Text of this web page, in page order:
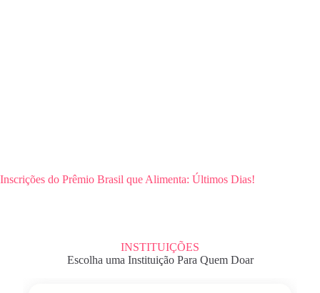
Inscrições do Prêmio Brasil que Alimenta: Últimos Dias!
INSTITUIÇÕES
Escolha uma Instituição Para Quem Doar